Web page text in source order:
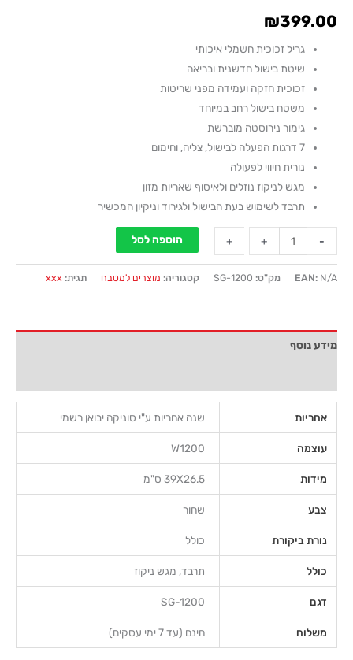
₪399.00
גריל זכוכית חשמלי איכותי
שיטת בישול חדשנית ובריאה
זכוכית חזקה ועמידה מפני שריטות
משטח בישול רחב במיוחד
גימור נירוסטה מוברשת
7 דרגות הפעלה לבישול, צליה, וחימום
נורית חיווי לפעולה
מגש לניקוז נוזלים ולאיסוף שאריות מזון
תרבד לשימוש בעת הבישול ולגירוד וניקיון המכשיר
-
-
+
+ הוספה לסל
EAN: N/A מק"ט: SG-1200 קטגוריה: מוצרים למטבח תגית: xxx
מידע נוסף
אחריות שנה אחריות ע"י סוניקה יבואן רשמי
עוצמה W1200
מידות 39X26.5 ס"מ
צבע שחור
נורת ביקורת כולל
כולל תרבד, מגש ניקוז
דגם SG-1200
משלוח חינם (עד 7 ימי עסקים)